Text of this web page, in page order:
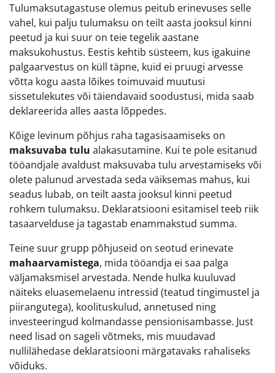
Tulumaksutagastuse olemus peitub erinevuses selle
vahel, kui palju tulumaksu on teilt aasta jooksul kinni
peetud ja kui suur on teie tegelik aastane
maksukohustus. Eestis kehtib süsteem, kus igakuine
palgaarvestus on küll täpne, kuid ei pruugi arvesse
võtta kogu aasta lõikes toimuvaid muutusi
sissetulekutes või täiendavaid soodustusi, mida saab
deklareerida alles aasta lõppedes.
Kõige levinum põhjus raha tagasisaamiseks on
maksuvaba tulu alakasutamine. Kui te pole esitanud
tööandjale avaldust maksuvaba tulu arvestamiseks või
olete palunud arvestada seda väiksemas mahus, kui
seadus lubab, on teilt aasta jooksul kinni peetud
rohkem tulumaksu. Deklaratsiooni esitamisel teeb riik
tasaarvelduse ja tagastab enammakstud summa.
Teine suur grupp põhjuseid on seotud erinevate
mahaarvamistega, mida tööandja ei saa palga
väljamaksmisel arvestada. Nende hulka kuuluvad
näiteks eluasemelaenu intressid (teatud tingimustel ja
piirangutega), koolituskulud, annetused ning
investeeringud kolmandasse pensionisambasse. Just
need lisad on sageli võtmeks, mis muudavad
nullilähedase deklaratsiooni märgatavaks rahaliseks
võiduks.